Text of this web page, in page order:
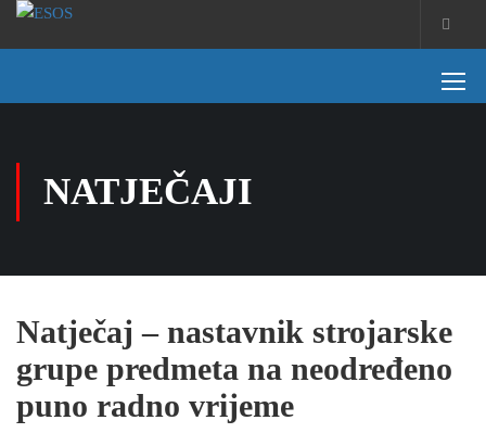
NATJEČAJI
Natječaj – nastavnik strojarske
grupe predmeta na neodređeno
puno radno vrijeme